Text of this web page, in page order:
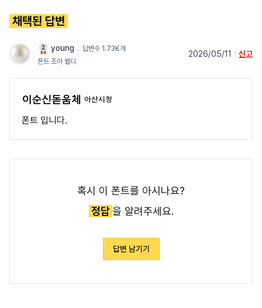
채택된 답변
young ﹒ 답변수 1.73K개
폰트 조아 웹디
2026/05/11 신고
아산시청
폰트 입니다.
혹시 이 폰트를 아시나요?
정답을 알려주세요.
답변 남기기